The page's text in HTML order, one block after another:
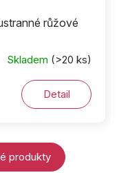
růžové
Skladem (>20 ks)
Detail
produkty